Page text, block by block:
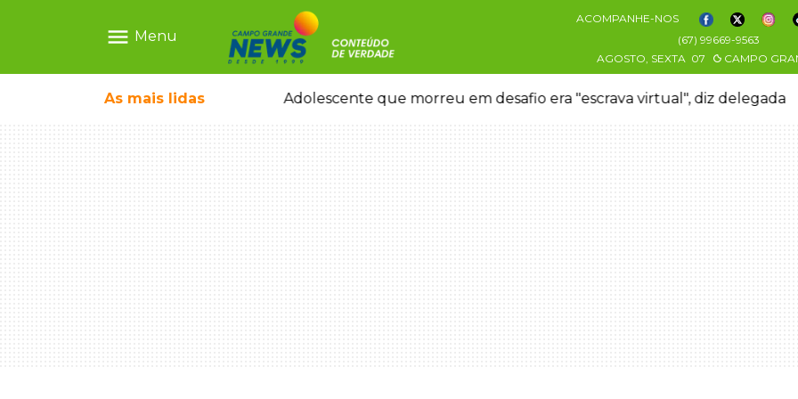
menu Menu
ACOMPANHE-NOS
(67) 99669-9563
AGOSTO, SEXTA 07 CAMPO
As mais lidas
virtual", diz delegada Granizo danifica telhados e plantações durante temporal no interior